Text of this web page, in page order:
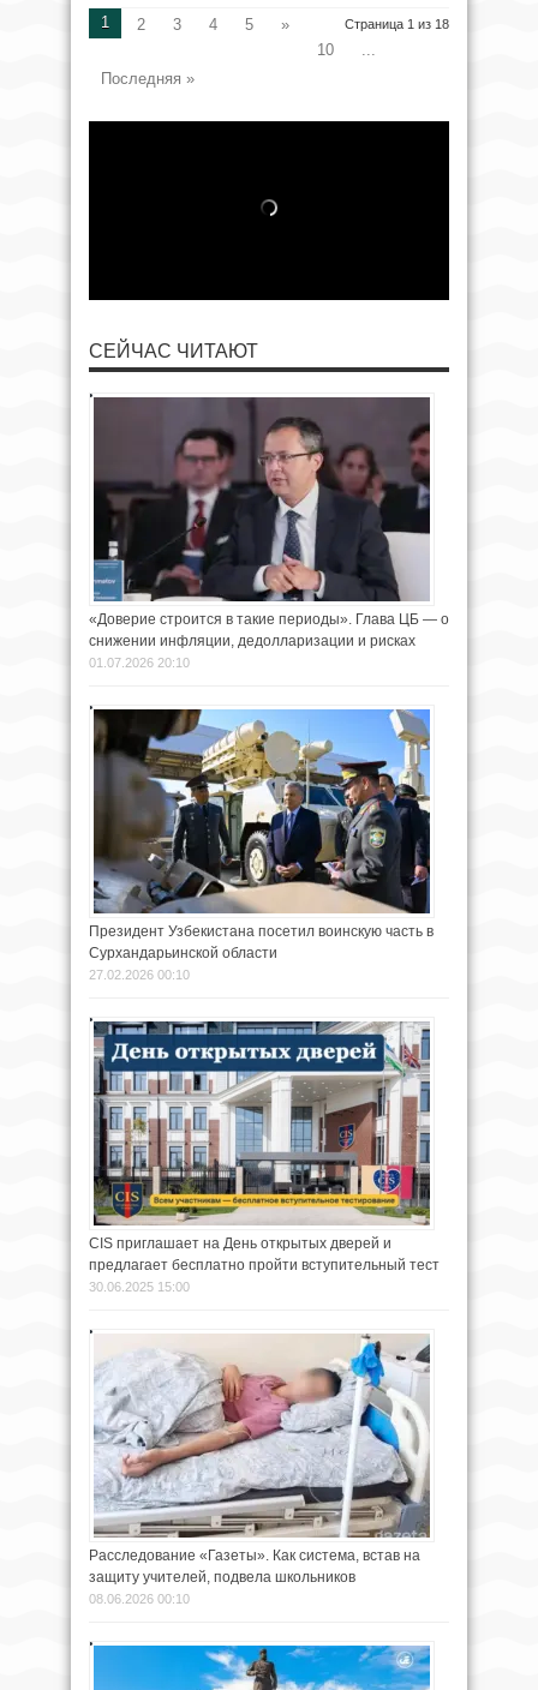
Страница 1 из 18
1 2 3 4 5
»
10
...
Последняя »
СЕЙЧАС ЧИТАЮТ
«Доверие строится в такие периоды». Глава ЦБ — о
снижении инфляции, дедолларизации и рисках
01.07.2026 20:10
Президент Узбекистана посетил воинскую часть в
Сурхандарьинской области
27.02.2026 00:10
CIS приглашает на День открытых дверей и
предлагает бесплатно пройти вступительный тест
30.06.2025 15:00
Расследование «Газеты». Как система, встав на
защиту учителей, подвела школьников
08.06.2026 00:10